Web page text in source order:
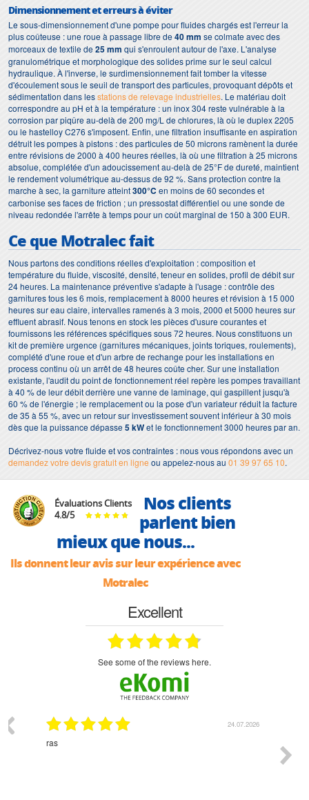
Dimensionnement et erreurs à éviter
Le sous-dimensionnement d'une pompe pour fluides chargés est l'erreur la
plus coûteuse : une roue à passage libre de40 mm se colmate avec des
morceaux de textile de25 mm qui s'enroulent autour de l'axe. L'analyse
granulométrique et morphologique des solides prime sur le seul calcul
hydraulique. À l'inverse, le surdimensionnement fait tomber la vitesse
d'écoulement sous le seuil de transport des particules, provoquant dépôts et
sédimentation dans lesstations de relevage industrielles. Le matériau doit
correspondre au pH et à la température : un inox 304 reste vulnérable à la
corrosion par piqûre au-delà de 200 mg/L de chlorures, là où le duplex 2205
ou le hastelloy C276 s'imposent. Enfin, une filtration insuffisante en aspiration
détruit les pompes à pistons : des particules de 50 microns ramènent la durée
entre révisions de 2000 à 400 heures réelles, là où une filtration à 25 microns
absolue, complétée d'un adoucissement au-delà de 25°F de dureté, maintient
le rendement volumétrique au-dessus de 92 %. Sans protection contre la
marche à sec, la garniture atteint300°C en moins de 60 secondes et
carbonise ses faces de friction ; un pressostat différentiel ou une sonde de
niveau redondée l'arrête à temps pour un coût marginal de 150 à 300 EUR.
Ce que Motralec fait
Nous partons des conditions réelles d'exploitation : composition et
température du fluide, viscosité, densité, teneur en solides, profil de débit sur
24 heures. La maintenance préventive s'adapte à l'usage : contrôle des
garnitures tous les 6 mois, remplacement à 8000 heures et révision à 15 000
heures sur eau claire, intervalles ramenés à 3 mois, 2000 et 5000 heures sur
effluent abrasif. Nous tenons en stock les pièces d'usure courantes et
fournissons les références spécifiques sous 72 heures. Nous constituons un
kit de première urgence (garnitures mécaniques, joints toriques, roulements),
complété d'une roue et d'un arbre de rechange pour les installations en
process continu où un arrêt de 48 heures coûte cher. Sur une installation
existante, l'audit du point de fonctionnement réel repère les pompes travaillant
à 40 % de leur débit derrière une vanne de laminage, qui gaspillent jusqu'à
60 % de l'énergie ; le remplacement ou la pose d'un variateur réduit la facture
de 35 à 55 %, avec un retour sur investissement souvent inférieur à 30 mois
dès que la puissance dépasse5 kWet le fonctionnement 3000 heures par an.
Décrivez-nous votre fluide et vos contraintes : nous vous répondons avec un
demandez votre devis gratuit en ligne ou appelez-nous au 01 39 97 65 10.
Évaluations Clients
4.8/5
Nos clients
parlent bien
mieux que nous...
Ils donnent leur avis sur leur expérience avec
Motralec
Excellent
see some of the reviews here.
24.07.2026
ras